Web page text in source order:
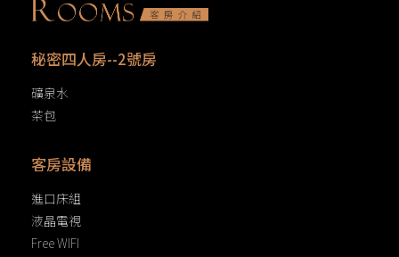
秘密四人房--2號房
礦泉水
茶包
客房設備
進口床組
液晶電視
Free WIFI